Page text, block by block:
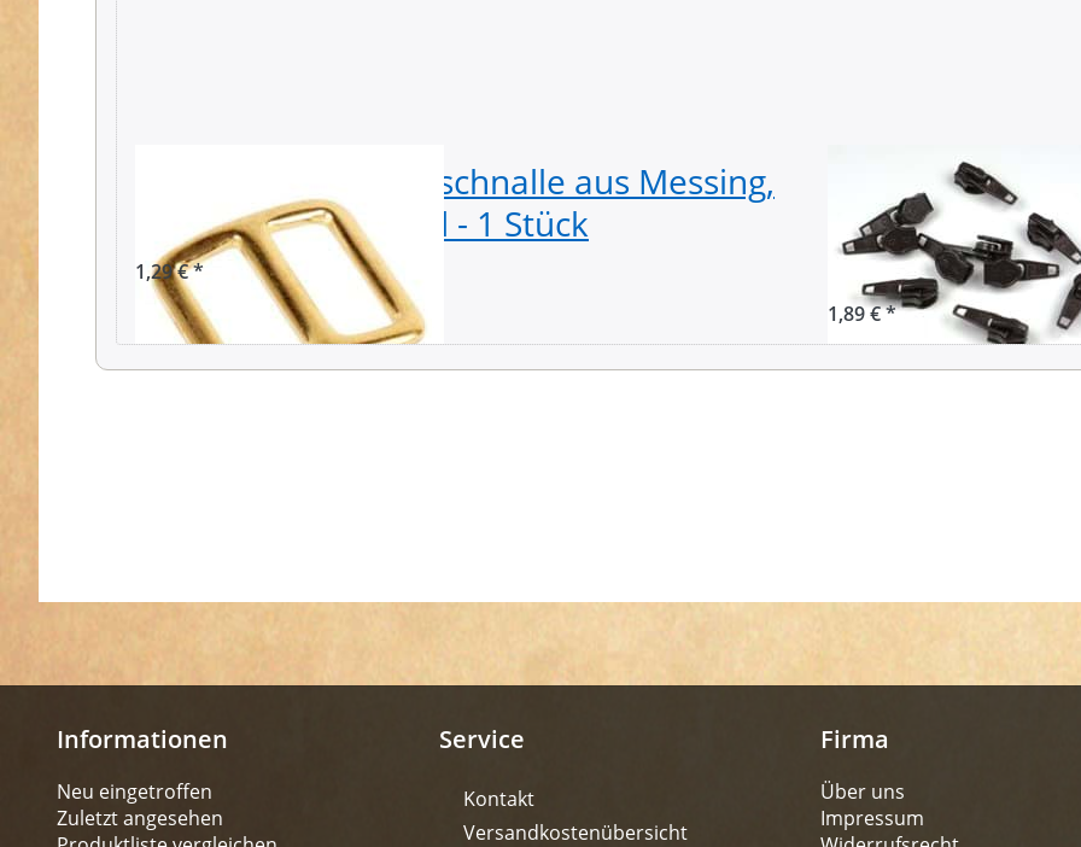
Regulator / Schiebeschnalle aus Messing,
für 20mm Gurtband - 1 Stück
1,29 € *
Zipper
Stueck
1,89 € *
Informationen
Neu eingetroffen
Zuletzt angesehen
Service
Kontakt
Versandkostenübersicht
Firma
Über uns
Impressum